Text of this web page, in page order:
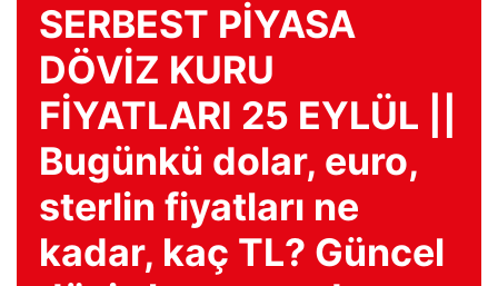
SERBEST PİYASA
DÖVİZ KURU
FİYATLARI 25 EYLÜL ||
Bugünkü dolar, euro,
sterlin fiyatları ne
kadar, kaç TL? Güncel